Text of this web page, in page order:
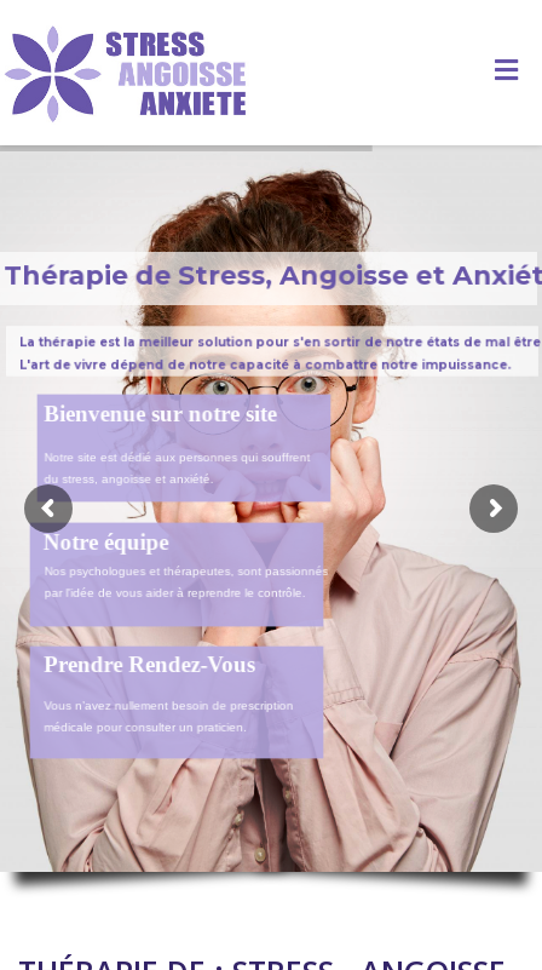
Thérapie de Stress, Angoisse et
La thérapie est la meilleur solution pour s'en sortir de notre états de mal être
L'art de vivre dépend de notre capacité à combattre notre impuissance.
Bienvenue sur notre site
Prendre Rendez-Vous
Vous n’avez nullement besoin de prescription
médicale pour consulter un praticien.
Nos psychologues et thérapeutes, sont passionnés
par l'idée de vous aider à reprendre le contrôle.
Notre équipe
Notre site est dédié aux personnes qui souffrent
du stress, angoisse et anxiété.